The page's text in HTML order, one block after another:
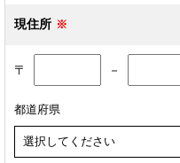
現住所
〒 －
都道府県